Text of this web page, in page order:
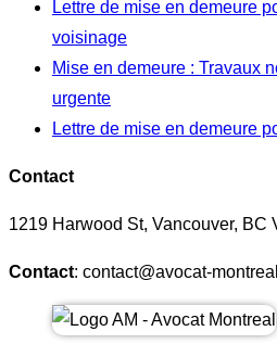
Lettre de mise en demeure
voisinage
Mise en demeure : Travaux
urgente
Lettre de mise en demeure
Contact
1219 Harwood St, Vancouver, BC
Contact: contact@avocat-